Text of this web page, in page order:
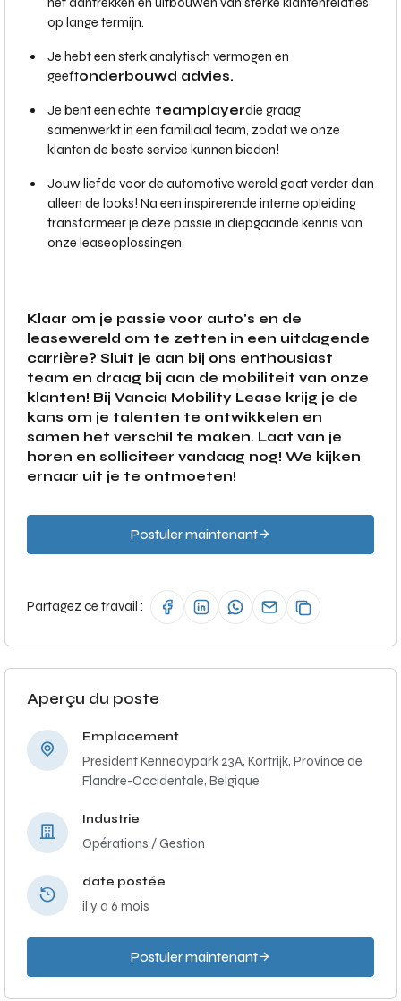
op lange termijn.
Je hebt een sterk analytisch vermogen en
geeftonderbouwd advies.
Je bent een echte teamplayerdie graag
samenwerkt in een familiaal team, zodat we onze
klanten de beste service kunnen bieden!
Jouw liefde voor de automotive wereld gaat verder dan
alleen de looks! Na een inspirerende interne opleiding
transformeer je deze passie in diepgaande kennis van
onze leaseoplossingen.
Klaar om je passie voor auto's en de
leasewereld om te zetten in een uitdagende
carrière? Sluit je aan bij ons enthousiast
team en draag bij aan de mobiliteit van onze
klanten! Bij Vancia Mobility Lease krijg je de
kans om je talenten te ontwikkelen en
samen het verschil te maken. Laat van je
horen en solliciteer vandaag nog! We kijken
ernaar uit je te ontmoeten!
Postuler maintenant
Partagez ce travail :
Aperçu du poste
Emplacement
President Kennedypark 23A, Kortrijk, Province de
Flandre-Occidentale, Belgique
Industrie
Opérations / Gestion
date postée
il y a 6 mois
Postuler maintenant